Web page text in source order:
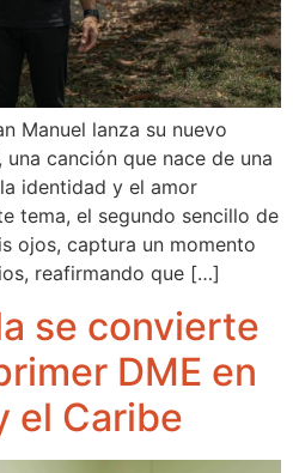
Manuel lanza su nuevo
una canción que nace de una
identidad y el amor
tema, el segundo sencillo de
ojos, captura un momento
reafirmando que […]
se convierte
DME en
el Caribe